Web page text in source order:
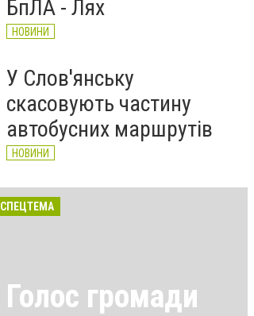
БпЛА - Лях
НОВИНИ
У Слов'янську
скасовують частину
автобусних маршрутів
НОВИНИ
СПЕЦТЕМА
Голос громади